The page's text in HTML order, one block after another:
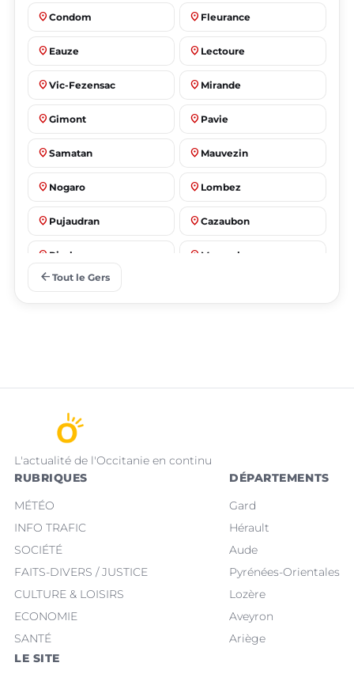
place Condom place Fleurance
place Eauze place Lectoure
place Vic-Fezensac place Mirande
place Gimont place Pavie
place Samatan place Mauvezin
place Nogaro place Lombez
place Pujaudran place Cazaubon
place Riscle place Masseube
arrow_back Tout le Gers
L'actualité de l'Occitanie en continu
RUBRIQUES
MÉTÉO
INFO TRAFIC
SOCIÉTÉ
FAITS-DIVERS / JUSTICE
CULTURE & LOISIRS
ECONOMIE
SANTÉ
DÉPARTEMENTS
Gard
Hérault
Aude
Pyrénées-Orientales
Lozère
Aveyron
Ariège
LE SITE